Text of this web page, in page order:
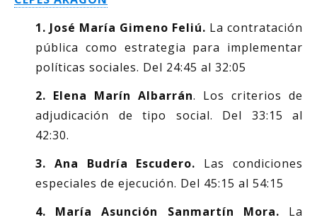
1. José María Gimeno Feliú. La contratación
pública como estrategia para implementar
políticas sociales. Del 24:45 al 32:05
2. Elena Marín Albarrán. Los criterios de
adjudicación de tipo social. Del 33:15 al
42:30.
3. Ana Budría Escudero. Las condiciones
especiales de ejecución. Del 45:15 al 54:15
4. María Asunción Sanmartín Mora. La